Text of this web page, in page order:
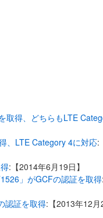
取得、どちらもLTE
、LTE Category 4に対応:
:【2014年6月19日】
」がGCFの認証を取得
認証を取得:【2013年12月